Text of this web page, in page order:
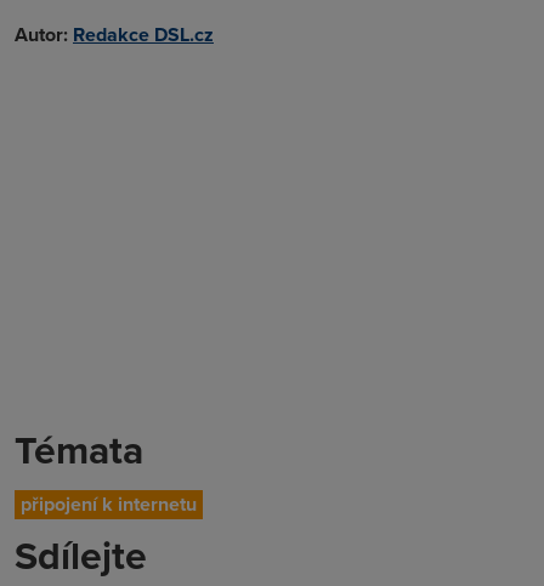
Autor: Redakce DSL.cz
Témata
připojení k internetu
Sdílejte